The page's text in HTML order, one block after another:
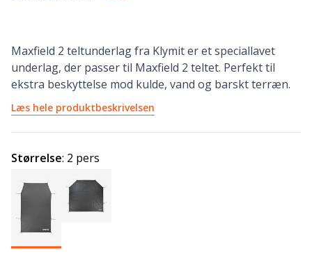
Maxfield 2 teltunderlag fra Klymit er et speciallavet
underlag, der passer til Maxfield 2 teltet. Perfekt til
ekstra beskyttelse mod kulde, vand og barskt terræn.
Læs hele produktbeskrivelsen
Størrelse: 2 pers